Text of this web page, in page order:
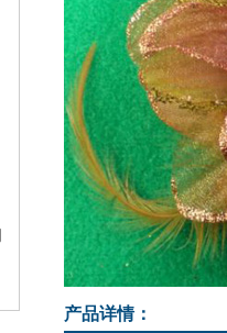
产品详情：